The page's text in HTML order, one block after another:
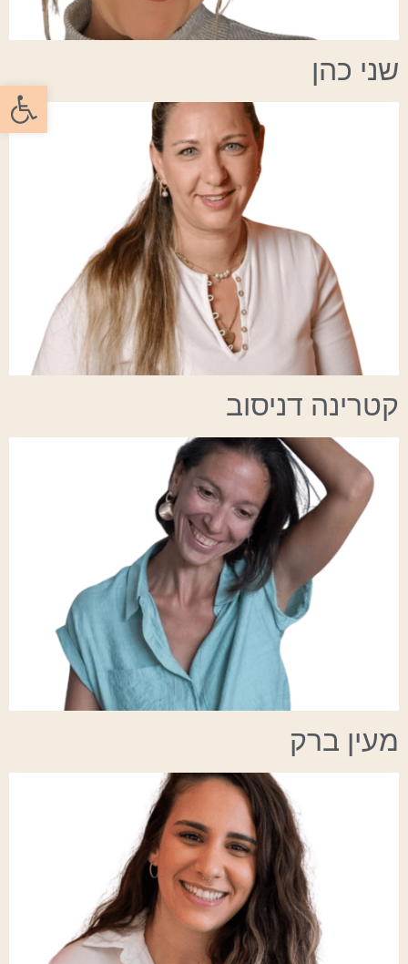
פתח
שני כהן
קטרינה דניסוב
מעין ברק